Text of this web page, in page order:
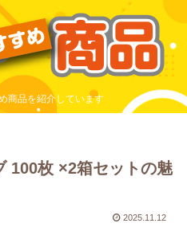
商品を紹介しています
100枚 ×2箱セットの魅
2025.11.12